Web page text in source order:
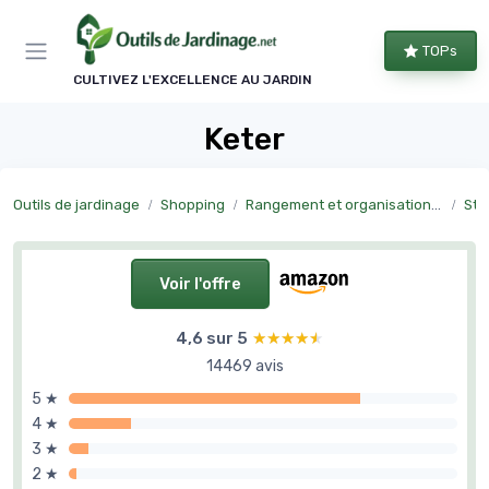
CULTIVEZ L'EXCELLENCE AU JARDIN
TOPs
Keter
Outils de jardinage Shopping Rangement et organisation du jardin
Voir l'offre
4,6 sur 5 ★★★★★
★★★★★
14469 avis
5 ★
4 ★
3 ★
2 ★
Panneau de gestion des cookies